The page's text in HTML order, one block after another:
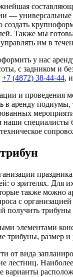
—
Также мы
им в
у нас
с задником и
+7 (4872) 38-44-44,
и проведения
в аренду
наши специалисты
о зрителях. Для
также можно
с
получить
элементами
трибуны, размер
от вида
лестниц.
варианты